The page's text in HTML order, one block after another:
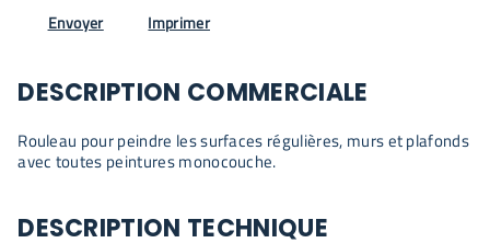
Envoyer
Imprimer
DESCRIPTION COMMERCIALE
Rouleau pour peindre les surfaces régulières, murs et plafonds
avec toutes peintures monocouche.
DESCRIPTION TECHNIQUE